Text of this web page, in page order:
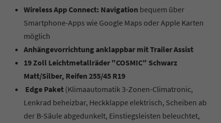
Wireless App Connect: Navigation bequem über
Smartphone-Apps wie Google Maps oder Apple Karten
möglich
Anhängevorrichtung anklappbar mit Trailer Assist
19 Zoll Leichtmetallräder "COSMIC" Schwarz
Matt/Silber, Reifen 255/45 R19
Edge Paket (Klimaautomatik 3-Zonen-Climatronic,
Lenkrad beheizbar, Heckklappe elektrisch, Scheiben ab
der B-Säule abgedunkelt, Einstiegsleisten beleuchtet,